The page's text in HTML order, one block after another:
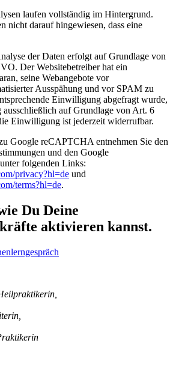
laufen vollständig im Hintergrund.
nicht darauf hingewiesen, dass eine
der Daten erfolgt auf Grundlage von
Der Websitebetreiber hat ein
seine Webangebote vor
Ausspähung und vor SPAM zu
Einwilligung abgefragt wurde,
ausschließlich auf Grundlage von Art. 6
Einwilligung ist jederzeit widerrufbar.
Google reCAPTCHA entnehmen Sie den
und den Google
folgenden Links:
privacy?hl=de und
terms?hl=de.
Du Deine
aktivieren kannst.